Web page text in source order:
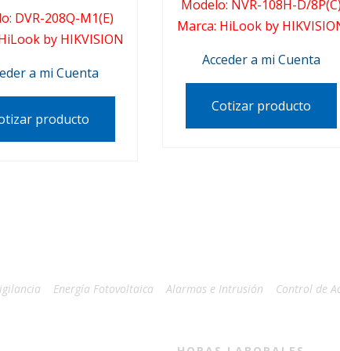
: DVR-208Q-M1(E)
by HIKVISION
a mi Cuenta
producto
Modelo: NVR-108H-D/8P(C)
Marca: HiLook by
Acceder a mi Cuenta
Cotizar producto
Energía Fotovoltaica Alarmas e Intrusión Control de